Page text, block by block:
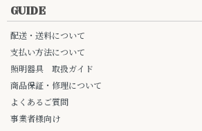
GUIDE
配送・送料について
支払い方法について
照明器具 取扱ガイド
商品保証・修理について
よくあるご質問
事業者様向け